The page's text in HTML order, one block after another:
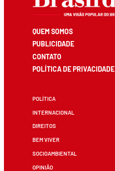
QUEM SOMOS
PUBLICIDADE
CONTATO
POLÍTICA DE PRIVACIDADE
POLÍTICA
INTERNACIONAL
DIREITOS
BEM VIVER
SOCIOAMBIENTAL
OPINIÃO